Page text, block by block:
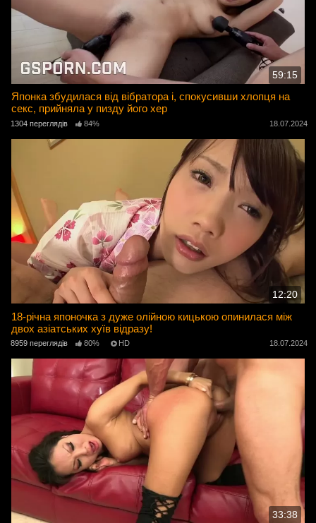
59:15
Японка збудилася від вібратора і, спокусивши хлопця на
секс, прийняла у пизду його хер
1304 переглядів 84% 18.07.2024
12:20
18-річна японочка з дуже олійною кицькою опинилася між
двох азіатських хуїв відразу!
8959 переглядів 80% HD 18.07.2024
33:38